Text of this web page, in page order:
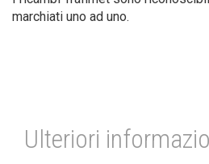
marchiati uno ad uno.
Ulteriori